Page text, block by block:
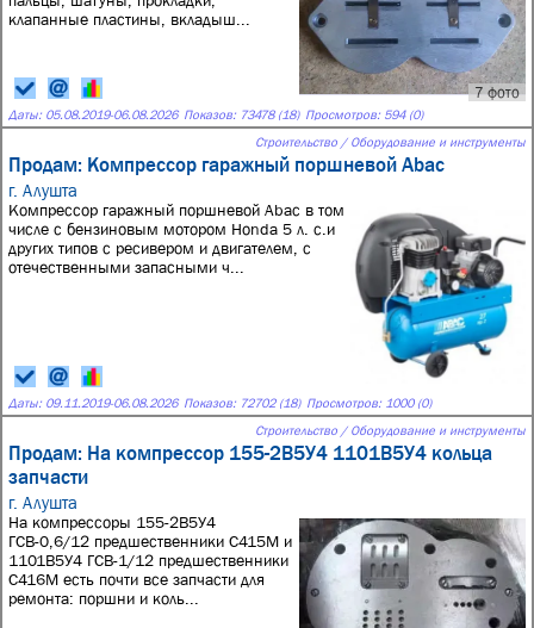
7 фото
клапанные пластины, вкладыш...
Даты: 05.08.2019-06.08.2026 Показов: 73478 (18) Просмотров: 594 (0)
Строительство / Оборудование и инструменты
Продам: Компрессор гаражный поршневой Abac
г. Алушта
Компрессор гаражный поршневой Abac в том
числе с бензиновым мотором Honda 5 л. с.и
других типов с ресивером и двигателем, с
отечественными запасными ч...
Даты: 09.11.2019-06.08.2026 Показов: 72702 (18) Просмотров: 1000 (0)
Строительство / Оборудование и инструменты
Продам: На компрессор 155-2В5У4 1101В5У4 кольца
запчасти
г. Алушта
На компрессоры 155-2В5У4
ГСВ-0,6/12 предшественники С415М и
1101В5У4 ГСВ-1/12 предшественники
С416М есть почти все запчасти для
ремонта: поршни и коль...